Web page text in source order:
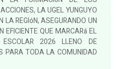
LA UGEL YUNGUYO
LA REGIóN, ASEGURANDO UN
EFICIENTE QUE MARCARá EL
2026 LLENO DE
PARA TODA LA COMUNIDAD